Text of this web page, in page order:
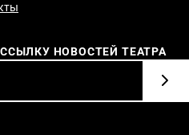
НОВОСТЕЙ ТЕАТРА